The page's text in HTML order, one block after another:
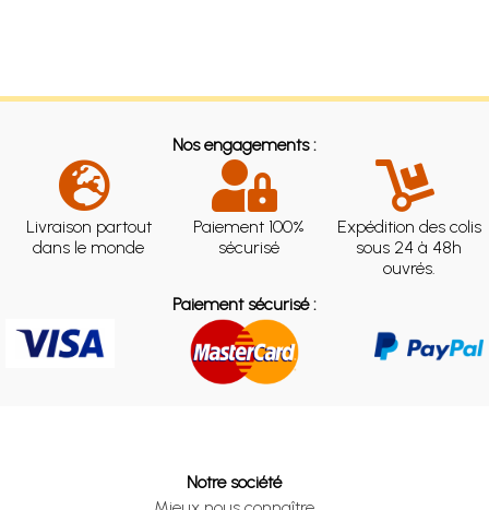
Nos engagements :
Livraison partout
dans le monde
Paiement 100%
sécurisé
Expédition des colis
sous 24 à 48h
ouvrés.
Paiement sécurisé :
Notre société